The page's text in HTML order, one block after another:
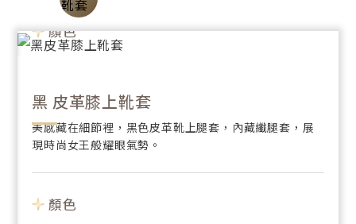
黑 皮革膝上靴套
美感藏在細節裡，黑色皮革靴上腿套，內藏纖腿套，展
現時尚女王般耀眼氣勢。
顏色
顏色